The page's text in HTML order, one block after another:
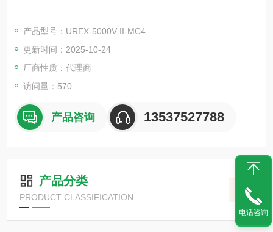
原装精品KOMYOKK光明理化 汽车尾气检测仪
化碳（CO）和碳氢化合物（HC）浓度的测试仪。不仅可以测量
废气中所含的二氧化碳（CO2），还可以测量氧气（O2）和一氧
化氮（NO）（可选设定），因此不仅可以用于汽车修理厂的检查
和维护
产品型号：UREX-5000V II-MC4
更新时间：2025-10-24
厂商性质：代理商
访问量：570
产品咨询 13537527788
产品分类
PRODUCT CLASSIFICATION
电话咨询